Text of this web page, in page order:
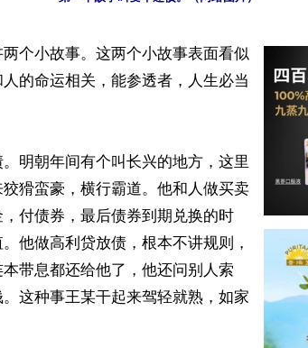
两个小故事。这两个小故事表面看似
的命运相关，能参透者，人生必当
明朝年间有个叫长兴的地方，这里
猾蛮豪，横行霸道。他和人做买卖
付债券，最后债券到期兑换的时
他做高利贷放债，根本不讲规则，
带息都还给他了，他还问别人索
这种事王某干起来驾轻就熟，如家